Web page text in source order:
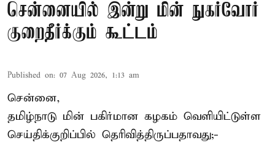
சென்னையில் இன்று மின் நுகர்வோர்
குறைதீர்க்கும் கூட்டம்
Published on: 07 Aug 2026, 1:13 am
சென்னை,
தமிழ்நாடு மின் பகிர்மான கழகம் வெளியிட்டுள்ள
செய்திக்குறிப்பில் தெரிவித்திருப்பதாவது;-